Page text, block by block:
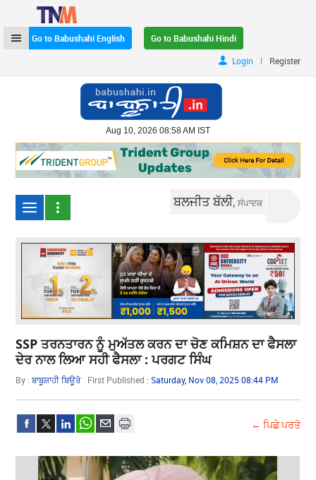
Go to Babushahi English
Go to Babushahi Hindi
Login
| Register
Aug 10, 2026 08:58 AM IST
ਬਲਜੀਤ ਬੱਲੀ,ਸੰਪਾਦਕ
SSP ਤਰਨਤਾਰਨ ਨੂੰ ਮੁਅੱਤਲ ਕਰਨ ਦਾ ਚੋਣ ਕਮਿਸ਼ਨ ਦਾ ਫੈਸਲਾ
ਦੇਰ ਨਾਲ ਲਿਆ ਸਹੀ ਫੈਸਲਾ : ਪਰਗਟ ਸਿੰਘ
By :ਬਾਬੂਸ਼ਾਹੀ ਬਿਊਰੋ First Published :Saturday, Nov 08, 2025 08:44 PM
← ਪਿਛੇ ਪਰਤੋ